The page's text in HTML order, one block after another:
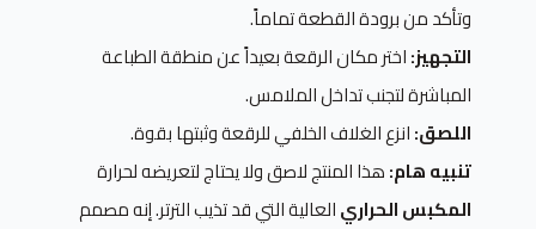
وتأكد من برودة القطعة تماماً.
التجهيز:اختر مكان الرقعة بعيداً عن منطقة الطباعة
المباشرة لتجنب تداخل الملامس.
اللصق:انزع الغلاف الخلفي للرقعة وثبتها بقوة.
تنبيه هام:هذا المنتج لاصق ولا يحتاج لتعريضه لحرارة
المكبس الحراريالعالية التي قد تذيب الترتر. إنه مصمم